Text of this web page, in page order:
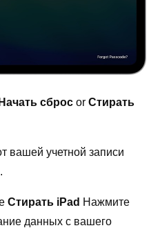
Начать сброс or Стирать
вашей учетной записи
Стирать iPad Нажмите
данных с вашего